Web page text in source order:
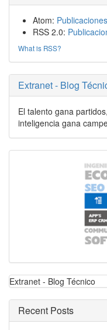
Atom: Publicaciones
RSS 2.0:
What is RSS?
Extranet - Blog
El talento gana
inteligencia gana
Extranet - Blog Técnico
Recent Posts